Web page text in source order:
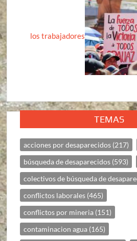
los trabajadores
TEMAS
acciones por desaparecidos (217)
búsqueda de desaparecidos (593)
colectivos de búsqueda de
conflictos laborales (465)
conflictos por mineria (151)
contaminacion agua (165)